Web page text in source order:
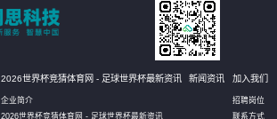
2026世界杯竞猜体育网 - 足球世界杯最新资讯
企业简介
2026世界杯竞猜体育网 - 足球世界杯最新资讯
新闻资讯 加入我们
招聘岗位
联系方式